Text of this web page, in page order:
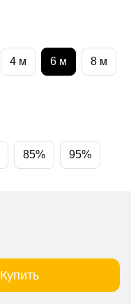
4 м 6 м 8 м
85% 95%
Купить